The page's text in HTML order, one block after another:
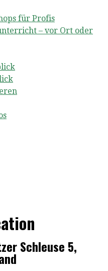
für Profis
– vor Ort oder
Schleuse 5,